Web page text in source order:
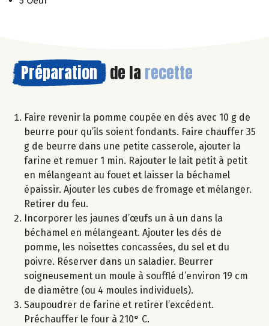
Préparation de la recette
Faire revenir la pomme coupée en dés avec 10 g de
beurre pour qu’ils soient fondants. Faire chauffer 35
g de beurre dans une petite casserole, ajouter la
farine et remuer 1 min. Rajouter le lait petit à petit
en mélangeant au fouet et laisser la béchamel
épaissir. Ajouter les cubes de fromage et mélanger.
Retirer du feu.
Incorporer les jaunes d’œufs un à un dans la
béchamel en mélangeant. Ajouter les dés de
pomme, les noisettes concassées, du sel et du
poivre. Réserver dans un saladier. Beurrer
soigneusement un moule à soufflé d’environ 19 cm
de diamètre (ou 4 moules individuels).
Saupoudrer de farine et retirer l’excédent.
Préchauffer le four à 210° C.